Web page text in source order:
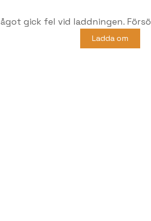
gick fel vid laddningen.
Ladda om